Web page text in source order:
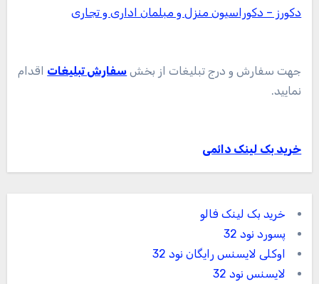
دکورز – دکوراسیون منزل و مبلمان اداری و تجاری
جهت سفارش و درج تبلیغات از بخش سفارش تبلیغات اقدام
نمایید.
خرید بک لینک دائمی
خرید بک لینک فالو
پسورد نود 32
اوکلی لایسنس رایگان نود 32
لایسنس نود 32